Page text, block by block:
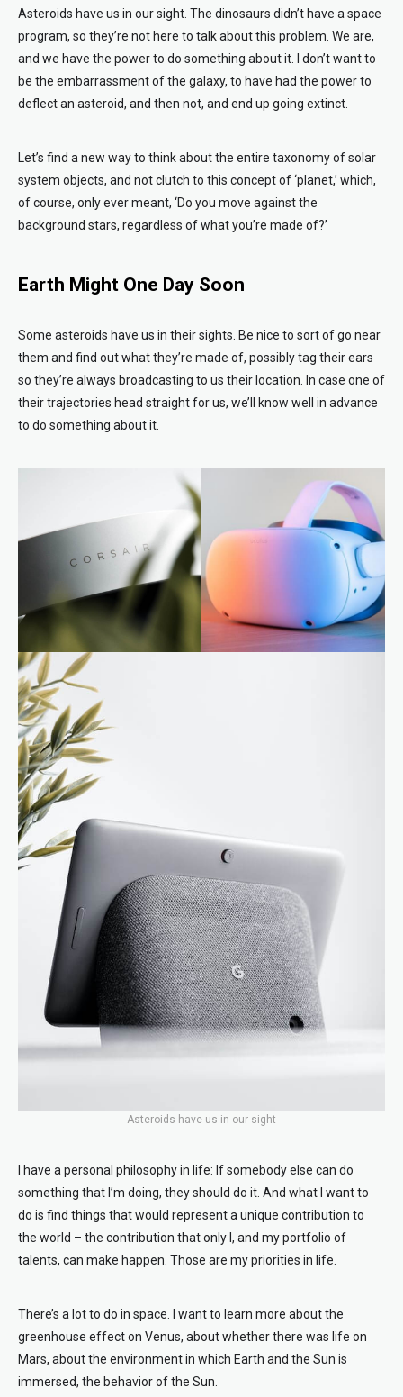
Asteroids have us in our sight. The dinosaurs didn’t have a space
program, so they’re not here to talk about this problem. We are,
and we have the power to do something about it. I don’t want to
be the embarrassment of the galaxy, to have had the power to
deflect an asteroid, and then not, and end up going extinct.
Let’s find a new way to think about the entire taxonomy of solar
system objects, and not clutch to this concept of ‘planet,’ which,
of course, only ever meant, ‘Do you move against the
background stars, regardless of what you’re made of?’
Earth Might One Day Soon
Some asteroids have us in their sights. Be nice to sort of go near
them and find out what they’re made of, possibly tag their ears
so they’re always broadcasting to us their location. In case one of
their trajectories head straight for us, we’ll know well in advance
to do something about it.
Asteroids have us in our sight
I have a personal philosophy in life: If somebody else can do
something that I’m doing, they should do it. And what I want to
do is find things that would represent a unique contribution to
the world – the contribution that only I, and my portfolio of
talents, can make happen. Those are my priorities in life.
There’s a lot to do in space. I want to learn more about the
greenhouse effect on Venus, about whether there was life on
Mars, about the environment in which Earth and the Sun is
immersed, the behavior of the Sun.